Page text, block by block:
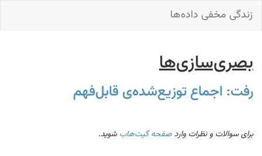
زندگی مخفی داده‌ها
بصری‌سازی‌ها
رفت: اجماع توزیع‌شده‌ی قابل‌فهم
برای سوالات و نظرات واردصفحه گیت‌هابشوید.